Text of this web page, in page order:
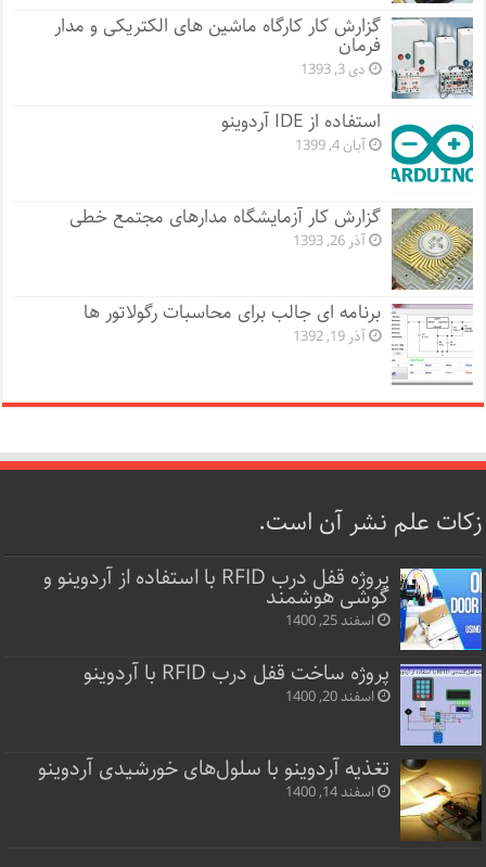
گزارش کار کارگاه ماشین های الکتریکی و مدار
فرمان
دی 3, 1393
استفاده از IDE آردوینو
آبان 4, 1399
گزارش کار آزمایشگاه مدارهای مجتمع خطی
آذر 26, 1393
برنامه ای جالب برای محاسبات رگولاتور ها
آذر 19, 1392
زکات علم نشر آن است.
پروژه قفل‌ درب RFID با استفاده از آردوینو و
گوشی هوشمند
اسفند 25, 1400
پروژه ساخت قفل‌ درب RFID با آردوینو
اسفند 20, 1400
تغذیه آردوینو با سلول‌های خورشیدی آردوینو
اسفند 14, 1400